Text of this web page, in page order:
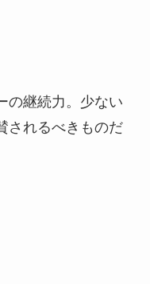
の継続力。少ない
されるべきものだ